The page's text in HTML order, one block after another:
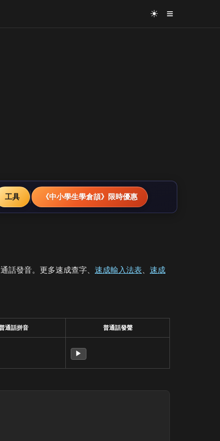
☀ ≡
工具 《中小學生學倉頡》限時優惠
話發音。更多速成查字、 速成輸入法表、 速成
通話拼音 普通話發聲
▶